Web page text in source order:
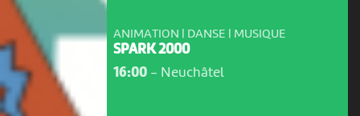
ANIMATION | DANSE | MUSIQUE
SPARK 2000
16:00- Neuchâtel